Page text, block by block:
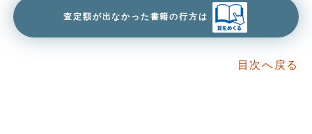
査定額が出なかった書籍の行方は
目次へ戻る